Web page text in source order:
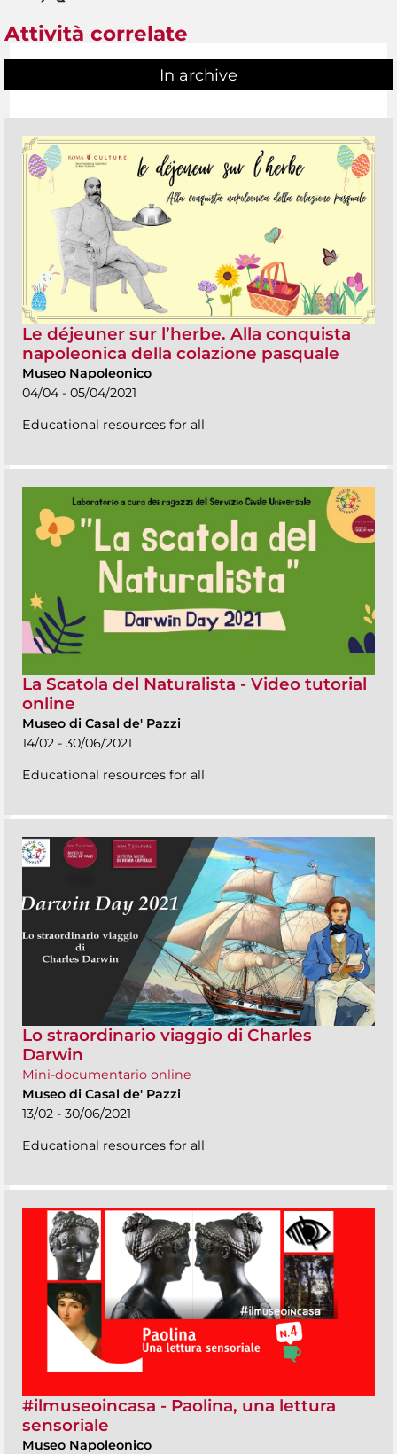
Attività correlate
In archive
Le déjeuner sur l’herbe. Alla conquista
napoleonica della colazione pasquale
Museo Napoleonico
04/04 - 05/04/2021
Educational resources for all
La Scatola del Naturalista - Video tutorial
online
Museo di Casal de' Pazzi
14/02 - 30/06/2021
Educational resources for all
Lo straordinario viaggio di Charles
Darwin
Mini-documentario online
Museo di Casal de' Pazzi
13/02 - 30/06/2021
Educational resources for all
#ilmuseoincasa - Paolina, una lettura
sensoriale
Museo Napoleonico